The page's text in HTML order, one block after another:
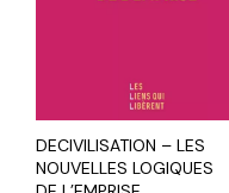
DECIVILISATION – LES
NOUVELLES LOGIQUES